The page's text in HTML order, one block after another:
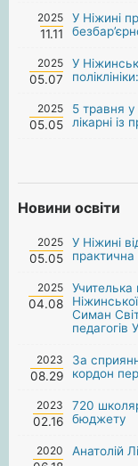
2025
11.11
У Ніжині
2025
05.07
У
2025
05.05
5 травня у
лікарні із
Новини освіти
2025
05.05
У Ніжині
практична
2025
04.08
Учителька
Симан
педагогів
2023
08.29
За
кордон
2023
02.16
720
бюджету
2020 Анатолій